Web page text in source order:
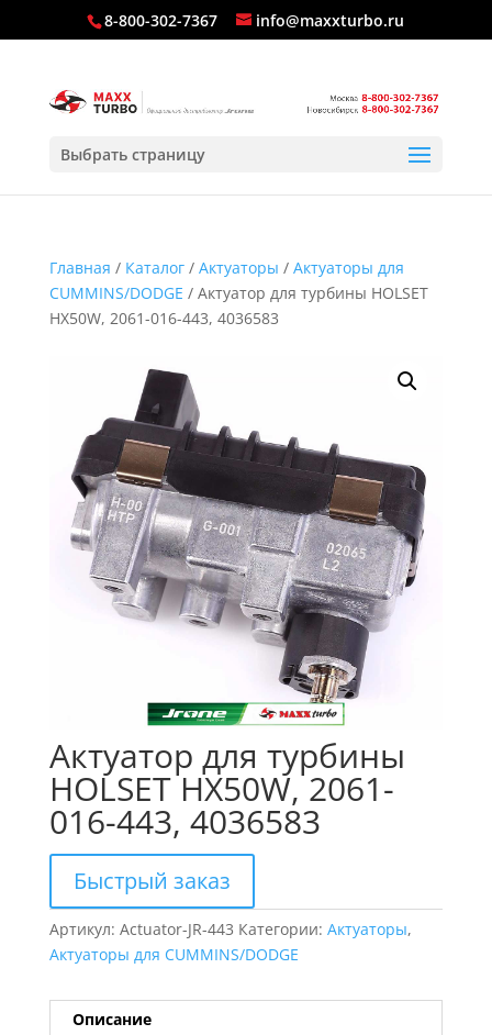
8-800-302-7367 info@maxxturbo.ru
Выбрать страницу
Главная / Каталог/ Актуаторы / Актуаторы для
CUMMINS/DODGE / Актуатор для турбины HOLSET
HX50W, 2061-016-443, 4036583
Актуатор для турбины
HOLSET HX50W, 2061-
016-443, 4036583
Быстрый заказ
Артикул: Actuator-JR-443 Категории: Актуаторы,
Актуаторы для CUMMINS/DODGE
Описание